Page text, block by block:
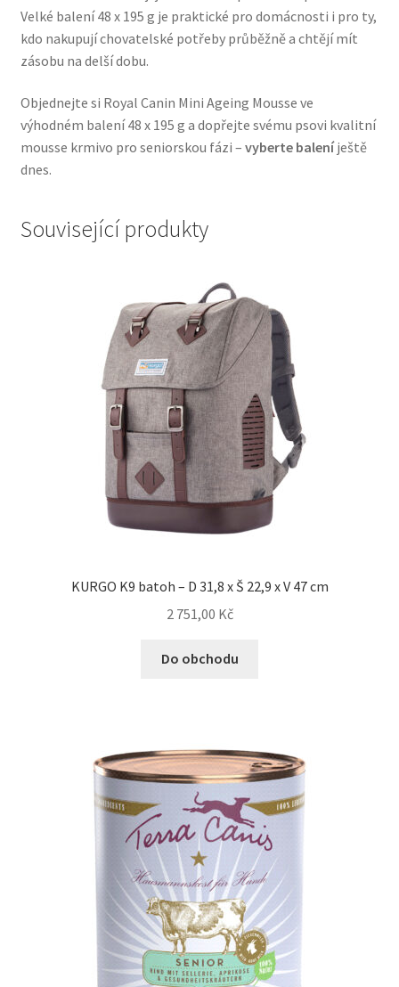
Velké balení 48 x 195 g je praktické pro domácnosti i pro ty,
kdo nakupují chovatelské potřeby průběžně a chtějí mít
zásobu na delší dobu.
Objednejte si Royal Canin Mini Ageing Mousse ve
výhodném balení 48 x 195 g a dopřejte svému psovi kvalitní
mousse krmivo pro seniorskou fázi – vyberte baleníještě
dnes.
Související produkty
KURGO K9 batoh – D 31,8 x Š 22,9 x V 47 cm
2 751,00 Kč
Do obchodu